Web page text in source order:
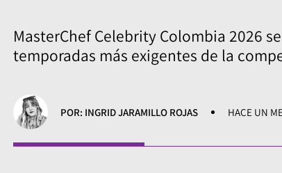
MasterChef Celebrity Colombia 2026
temporadas más exigentes de la
POR: INGRID JARAMILLO ROJAS HACE UN